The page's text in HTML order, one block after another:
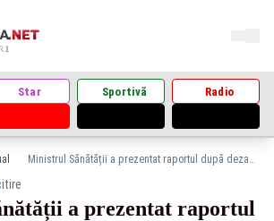
Star Sportivă Radio
Ministrul Sănătății a prezentat raportul după dezastrul deceselor de la Murgeni. Substanță chimică sau toxină bacteriană, printre cauzele luate în considerare
a prezentat raportul